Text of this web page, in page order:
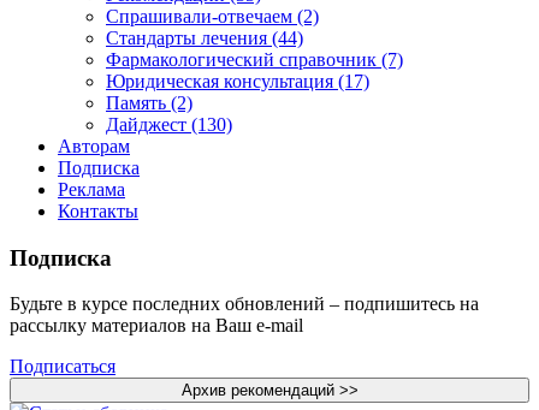
Спрашивали-отвечаем (2)
Стандарты лечения (44)
Фармакологический справочник (7)
Юридическая консультация (17)
Память (2)
Дайджест (130)
Авторам
Подписка
Реклама
Контакты
Подписка
Будьте в курсе последних обновлений – подпишитесь на
рассылку материалов на Ваш e-mail
Подписаться